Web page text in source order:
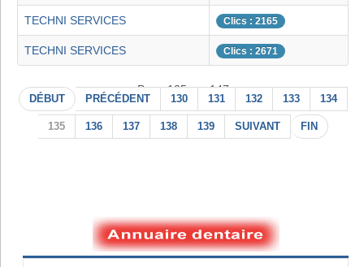
TECHNI SERVICES Clics : 2165
TECHNI SERVICES Clics : 2671
Page 135 sur 147
DÉBUT PRÉCÉDENT 130 131 132 133 134
135 136 137 138 139 SUIVANT FIN